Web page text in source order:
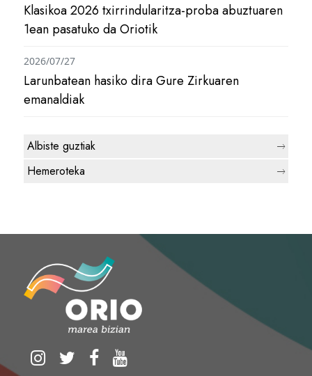
Klasikoa 2026 txirrindularitza-proba abuztuaren
1ean pasatuko da Oriotik
Larunbatean hasiko dira Gure Zirkuaren
emanaldiak
2026/07/27
Albiste guztiak
Hemeroteka